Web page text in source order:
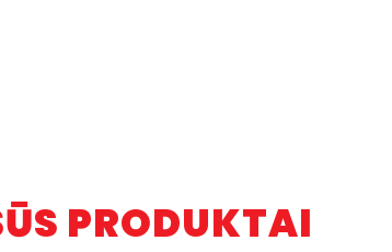
PRODUKTAI